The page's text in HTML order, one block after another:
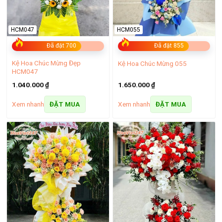
Đã đặt 700
HCM047
Kệ Hoa Chúc Mừng Đẹp
HCM047
1.040.000₫
Xem nhanh ĐẶT MUA
Đã đặt 855
HCM055
Kệ Hoa Chúc Mừng 055
1.650.000₫
Xem nhanh ĐẶT MUA